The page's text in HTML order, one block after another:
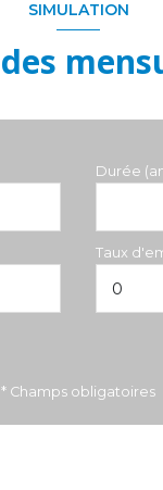
SIMULATION
Durée
Taux
* Champs obligatoires